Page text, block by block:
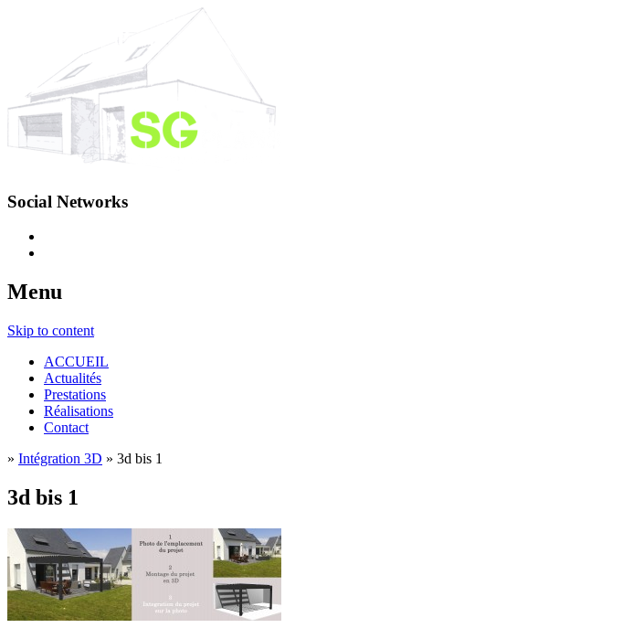
Social Networks
Menu
Skip to content
ACCUEIL
Actualités
Prestations
Réalisations
Contact
» Intégration 3D » 3d bis 1
3d bis 1